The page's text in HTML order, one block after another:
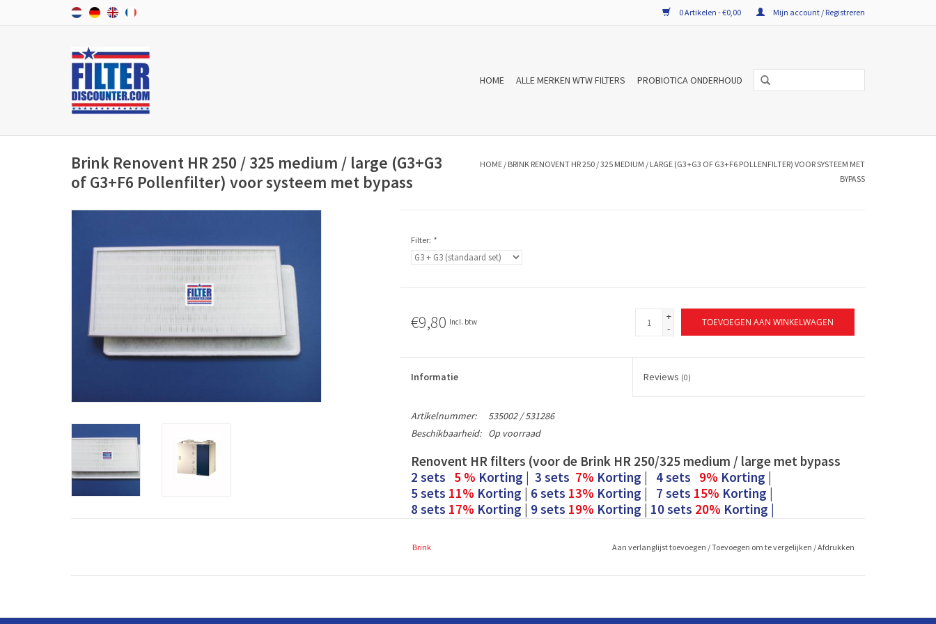
0 Artikelen - €0,00 Mijn account / Registreren
HOME ALLE MERKEN WTW FILTERS PROBIOTICA ONDERHOUD
Brink Renovent HR 250 / 325 medium / large (G3+G3
of G3+F6 Pollenfilter) voor systeem met bypass
HOME / BRINK RENOVENT HR 250 / 325 MEDIUM / LARGE (G3+G3 OF G3+F6 POLLENFILTER) VOOR SYSTEEM MET
BYPASS
Filter: *
€9,80 Incl. btw
+
-
TOEVOEGEN AAN WINKELWAGEN
Informatie Reviews (0)
Artikelnummer:
535002 / 531286
Beschikbaarheid:
Op voorraad
Renovent HR filters (voor de Brink HR 250/325 medium / large met bypass
2 sets 5 % Korting | 3 sets 7% Korting | 4 sets 9% Korting |
5 sets 11% Korting | 6 sets 13% Korting | 7 sets 15% Korting |
8 sets 17% Korting | 9 sets 19% Korting | 10 sets 20% Korting |
Het verschil tussen een systeem MET en Zonder bypass is het formaat van
Brink Aan verlanglijst toevoegen /Toevoegen om te vergelijken /Afdrukken